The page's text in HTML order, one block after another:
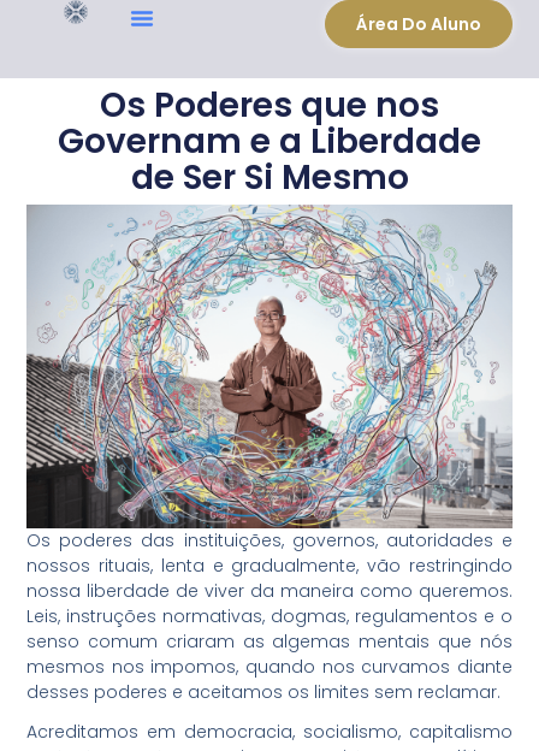
Área Do Aluno
Os Poderes que nos
Governam e a Liberdade
de Ser Si Mesmo
Os poderes das instituições, governos, autoridades e
nossos rituais, lenta e gradualmente, vão restringindo
nossa liberdade de viver da maneira como queremos.
Leis, instruções normativas, dogmas, regulamentos e o
senso comum criaram as algemas mentais que nós
mesmos nos impomos, quando nos curvamos diante
desses poderes e aceitamos os limites sem reclamar.
Acreditamos em democracia, socialismo, capitalismo